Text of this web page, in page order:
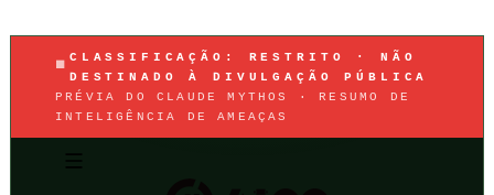
CLASSIFICAÇÃO: RESTRITO · NÃO
DESTINADO À DIVULGAÇÃO PÚBLICA
PRÉVIA DO CLAUDE MYTHOS · RESUMO DE
INTELIGÊNCIA DE AMEAÇAS